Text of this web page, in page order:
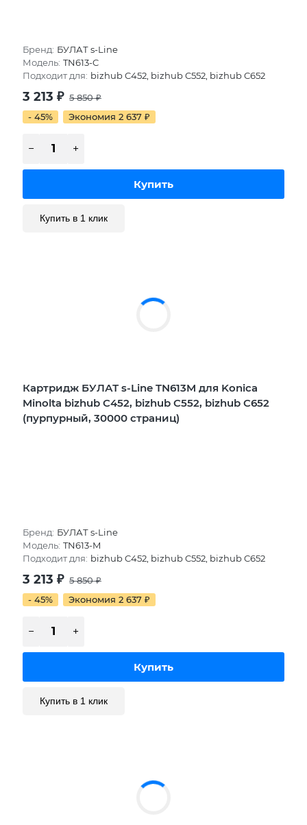
Бренд: БУЛАТ s-Line
Модель: TN613-C
Подходит для: bizhub C452, bizhub C552, bizhub C652
3 213 ₽ 5 850₽
- 45%
Экономия 2 637 ₽
Купить в 1 клик
Картридж БУЛАТ s-Line TN613M для Konica
Minolta bizhub C452, bizhub C552, bizhub C652
(пурпурный, 30000 страниц)
Бренд: БУЛАТ s-Line
Модель: TN613-M
Подходит для: bizhub C452, bizhub C552, bizhub C652
3 213 ₽ 5 850₽
- 45%
Экономия 2 637 ₽
Купить в 1 клик